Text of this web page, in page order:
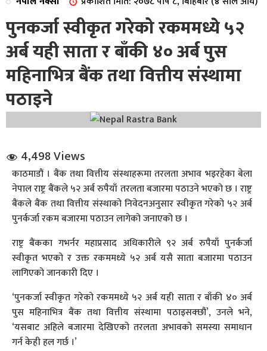
संवाद
पुनकर्जा स्वीकृत गरेको रकममध्ये ५२
अर्ब यही साता र बाँकी ४० अर्ब पुस
महिनाभित्र बैंक तथा वित्तीय संस्थामा
पठाइने
4,498 Views
काठमाडौं । बैंक तथा वित्तीय संस्थाहरूमा तरलता अभाव भइरहेका बेला
नेपाल राष्ट्र बैंकले ५२ अर्ब रुपैयाँ तरलता बजारमा पठाउने भएको छ । राष्ट्र
बैंकले बैंक तथा वित्तीय संस्थाको निवेदनअनुसार स्वीकृत गरेको ५२ अर्ब
पुनर्कर्जा रकम बजारमा पठाउन लागेको जनाएको छ ।
राष्ट्र बैंकका गभर्नर महाप्रसाद अधिकारीले ९२ अर्ब रुपैयाँ पुनर्कर्जा
स्वीकृत भएको र उक्त रकममध्ये ५२ अर्ब यसै साता बजारमा पठाउन
लागिएको जानकारी दिए ।
‘पुनकर्जा स्वीकृत गरेको रकममध्ये ५२ अर्ब यही साता र बाँकी ४० अर्ब
पुस महिनाभित्र बैंक तथा वित्तीय संस्थामा पठाइसक्छौं’, उनले भने,
‘यसबाट अहिले बजारमा देखिएको तरलता अभावको समस्या समाधान
गर्न केही हल गर्छ ।’